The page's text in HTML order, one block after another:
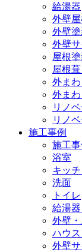
給湯器
外壁
外壁
外壁
屋根
屋根
外まわ
外まわ
リノ
リノ
施工事例
施工
浴室
キッ
洗面
トイレ
給湯
外壁
ハウ
外壁